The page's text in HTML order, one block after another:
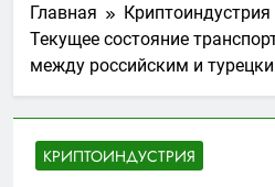
Главная
Криптоиндустрия
Текущее состояние
между российским и
КРИПТОИНДУСТРИЯ